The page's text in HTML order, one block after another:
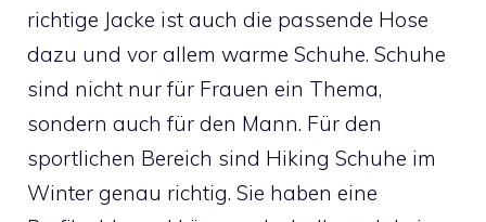
richtige Jacke ist auch die passende Hose
dazu und vor allem warme Schuhe. Schuhe
sind nicht nur für Frauen ein Thema,
sondern auch für den Mann. Für den
sportlichen Bereich sind Hiking Schuhe im
Winter genau richtig. Sie haben eine